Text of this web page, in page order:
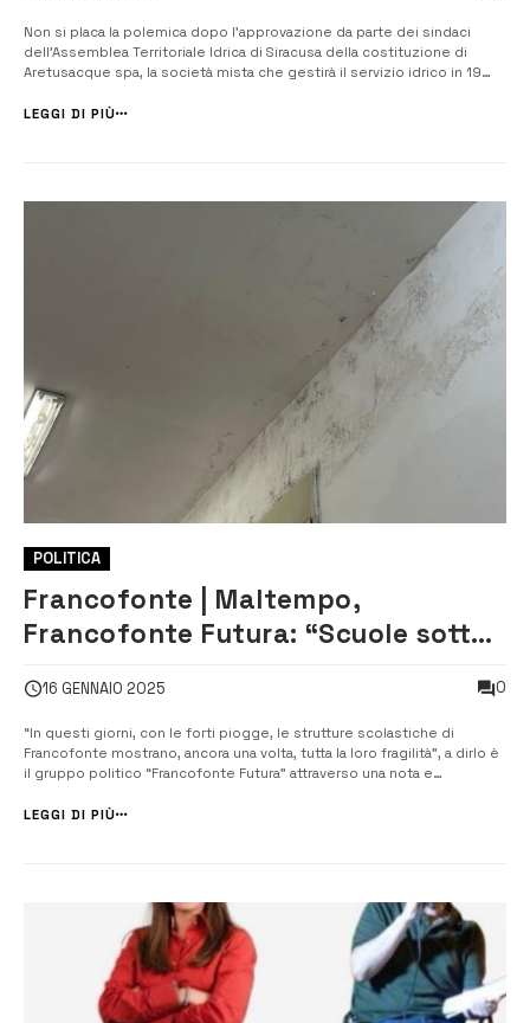
Non si placa la polemica dopo l’approvazione da parte dei sindaci
dell’Assemblea Territoriale Idrica di Siracusa della costituzione di
Aretusacque spa, la società mista che gestirà il servizio idrico in 19
Francofonte Futura attacca quella che definisce “la strana posizione
LEGGI DI PIÙ
POLITICA
Francofonte | Maltempo,
Francofonte Futura: “Scuole sotto
16 GENNAIO 2025 0
“In questi giorni, con le forti piogge, le strutture scolastiche di
Francofonte mostrano, ancora una volta, tutta la loro fragilità”, a dirlo è
il gruppo politico “Francofonte Futura” attraverso una nota e
inaccettabile vedere edifici scolastici in queste condizioni, dove st...
LEGGI DI PIÙ